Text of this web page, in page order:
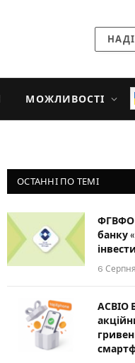
МОЖЛИВОСТІ
ОСТАННІ ПО ТЕМІ
ФГВФО
банку
6
АСВІО